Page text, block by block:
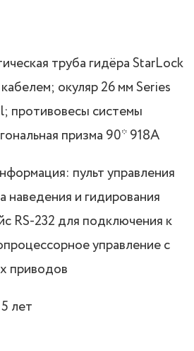
труба гидёра StarLock
окуляр 26 мм Series
противовесы системы
призма 90* 918A
пульт управления
наведения и гидирования
RS-232 для подключения к
управление с
приводов
лет